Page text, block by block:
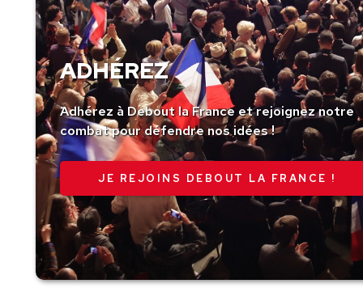
ADHÉREZ
Adhérez à Debout la France et rejoignez notre
combat pour défendre nos idées !
JE REJOINS DEBOUT LA FRANCE !